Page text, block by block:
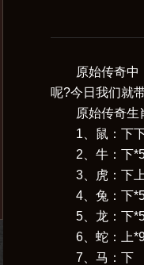
原始传奇中，
呢?今日我们就
原始传奇生
1、鼠：下
2、牛：下*5
3、虎：下上
4、兔：下*5
5、龙：下
6、蛇：上
7、马：下